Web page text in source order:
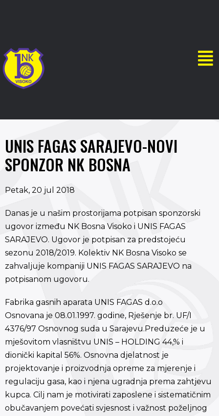
UNIS FAGAS SARAJEVO-NOVI
SPONZOR NK BOSNA
Petak, 20 jul 2018
Danas je u našim prostorijama potpisan sponzorski
ugovor između NK Bosna Visoko i UNIS FAGAS
SARAJEVO. Ugovor je potpisan za predstojeću
sezonu 2018/2019. Kolektiv NK Bosna Visoko se
zahvaljuje kompaniji UNIS FAGAS SARAJEVO na
potpisanom ugovoru.
Fabrika gasnih aparata UNIS FAGAS d.o.o
Osnovana je 08.01.1997. godine, Rješenje br. UF/I
4376/97 Osnovnog suda u Sarajevu.Preduzeće je u
mješovitom vlasništvu UNIS – HOLDING 44,% i
dionički kapital 56%. Osnovna djelatnost je
projektovanje i proizvodnja opreme za mjerenje i
regulaciju gasa, kao i njena ugradnja prema zahtjevu
kupca. Cilj nam je motivirati zaposlene i sistematičnim
obučavanjem povećati svjesnost i važnost poželjnog